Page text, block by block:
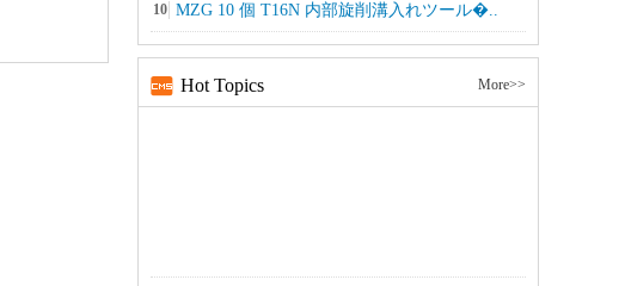
10 MZG 10 個 T16N 内部旋削溝入れツール�..
Hot Topics More>>